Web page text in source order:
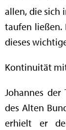
allen, die sich
taufen ließen.
dieses
Kontinuität
Johannes
des Alten
erhielt er